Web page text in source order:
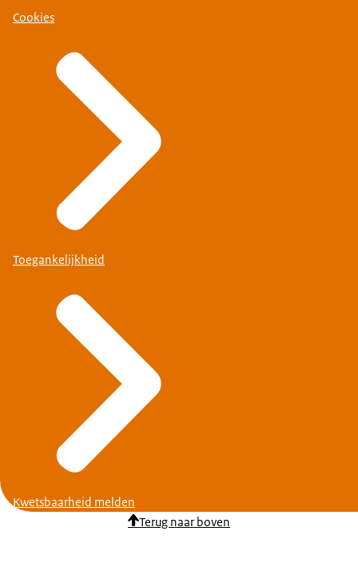
Cookies
Toegankelijkheid
Kwetsbaarheid melden
Terug naar boven